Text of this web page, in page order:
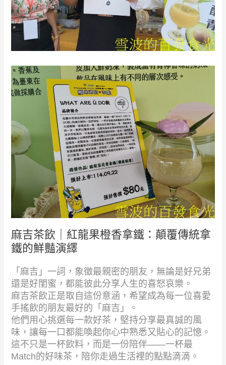
麻吉茶飲｜紅龍果橙香拿鐵：顛覆傳統拿
鐵的鮮豔演繹
「麻吉」一詞，象徵最親密的朋友，無論是好兄弟
還是好閨蜜，都能彼此分享人生的喜怒哀樂。
麻吉茶飲正是取自這份意涵，希望成為每一位喜愛
手搖飲的朋友最好的「麻吉」。
他們用心挑選每一款好茶，堅持分享最真誠的風
味，讓每一口都能喚起你心中熟悉又貼心的記憶。
這不只是一杯飲料，而是一份陪伴——一杯最
Match的好味茶，陪你走過生活裡的點點滴滴。